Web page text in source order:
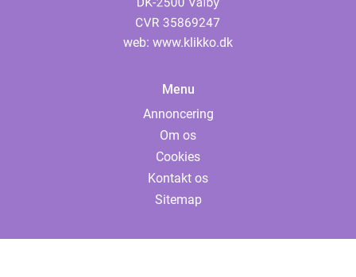
web: www.klikko.dk
Menu
Annoncering
Om os
Cookies
Kontakt os
Sitemap